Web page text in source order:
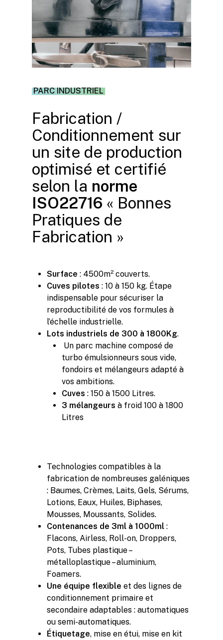
PARC INDUSTRIEL
Fabrication /
Conditionnement sur
un site de production
optimisé et certifié
selon la norme
ISO22716 « Bonnes
Pratiques de
Fabrication »
Surface : 4500m² couverts.
Cuves pilotes : 10 à 150 kg. Étape
indispensable pour sécuriser la
reproductibilité de vos formules à
l’échelle industrielle.
Lots industriels de 300 à 1800Kg.
Un parc machine composé de
turbo émulsionneurs sous vide,
fondoirs et mélangeurs adapté à
vos ambitions.
Cuves : 150 à 1500 Litres.
3 mélangeurs à froid 100 à 1800
Litres
Technologies compatibles à la
fabrication de nombreuses galéniques
: Baumes, Crèmes, Laits, Gels, Sérums,
Lotions, Eaux, Huiles, Biphases,
Mousses, Moussants, Solides.
Contenances de 3ml à 1000ml :
Flacons, Airless, Roll-on, Droppers,
Pots, Tubes plastique –
métalloplastique – aluminium,
Foamers.
Une équipe flexible et des lignes de
conditionnement primaire et
secondaire adaptables : automatiques
ou semi-automatiques.
Étiquetage, mise en étui, mise en kit